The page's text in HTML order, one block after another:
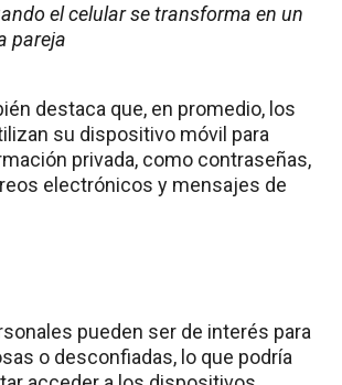
el celular se transforma en un
pareja
destaca que, en promedio, los
su dispositivo móvil para
privada, como contraseñas,
electrónicos y mensajes de
pueden ser de interés para
o desconfiadas, lo que podría